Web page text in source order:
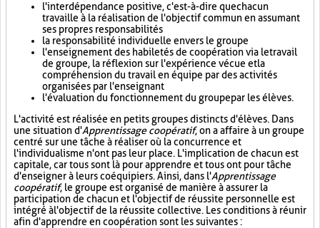
l'interdépendance positive, c'est-à-dire que chacun
travaille à la réalisation de l'objectif commun en assumant
ses propres responsabilités
la responsabilité individuelle envers le groupe
l'enseignement des habiletés de coopération via le travail
de groupe, la réflexion sur l'expérience vécue et la
compréhension du travail en équipe par des activités
organisées par l'enseignant
l'évaluation du fonctionnement du groupe par les élèves.
L'activité est réalisée en petits groupes distincts d'élèves. Dans
une situation d'Apprentissage coopératif, on a affaire à un groupe
centré sur une tâche à réaliser où la concurrence et
l'individualisme n'ont pas leur place. L'implication de chacun est
capitale, car tous sont là pour apprendre et tous ont pour tâche
d'enseigner à leurs coéquipiers. Ainsi, dans l'Apprentissage
coopératif, le groupe est organisé de manière à assurer la
participation de chacun et l'objectif de réussite personnelle est
intégré à l'objectif de la réussite collective. Les conditions à réunir
afin d'apprendre en coopération sont les suivantes :